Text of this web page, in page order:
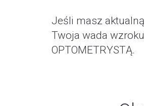
Jeśli masz
Twoja wada
OPTOMETRYSTĄ.